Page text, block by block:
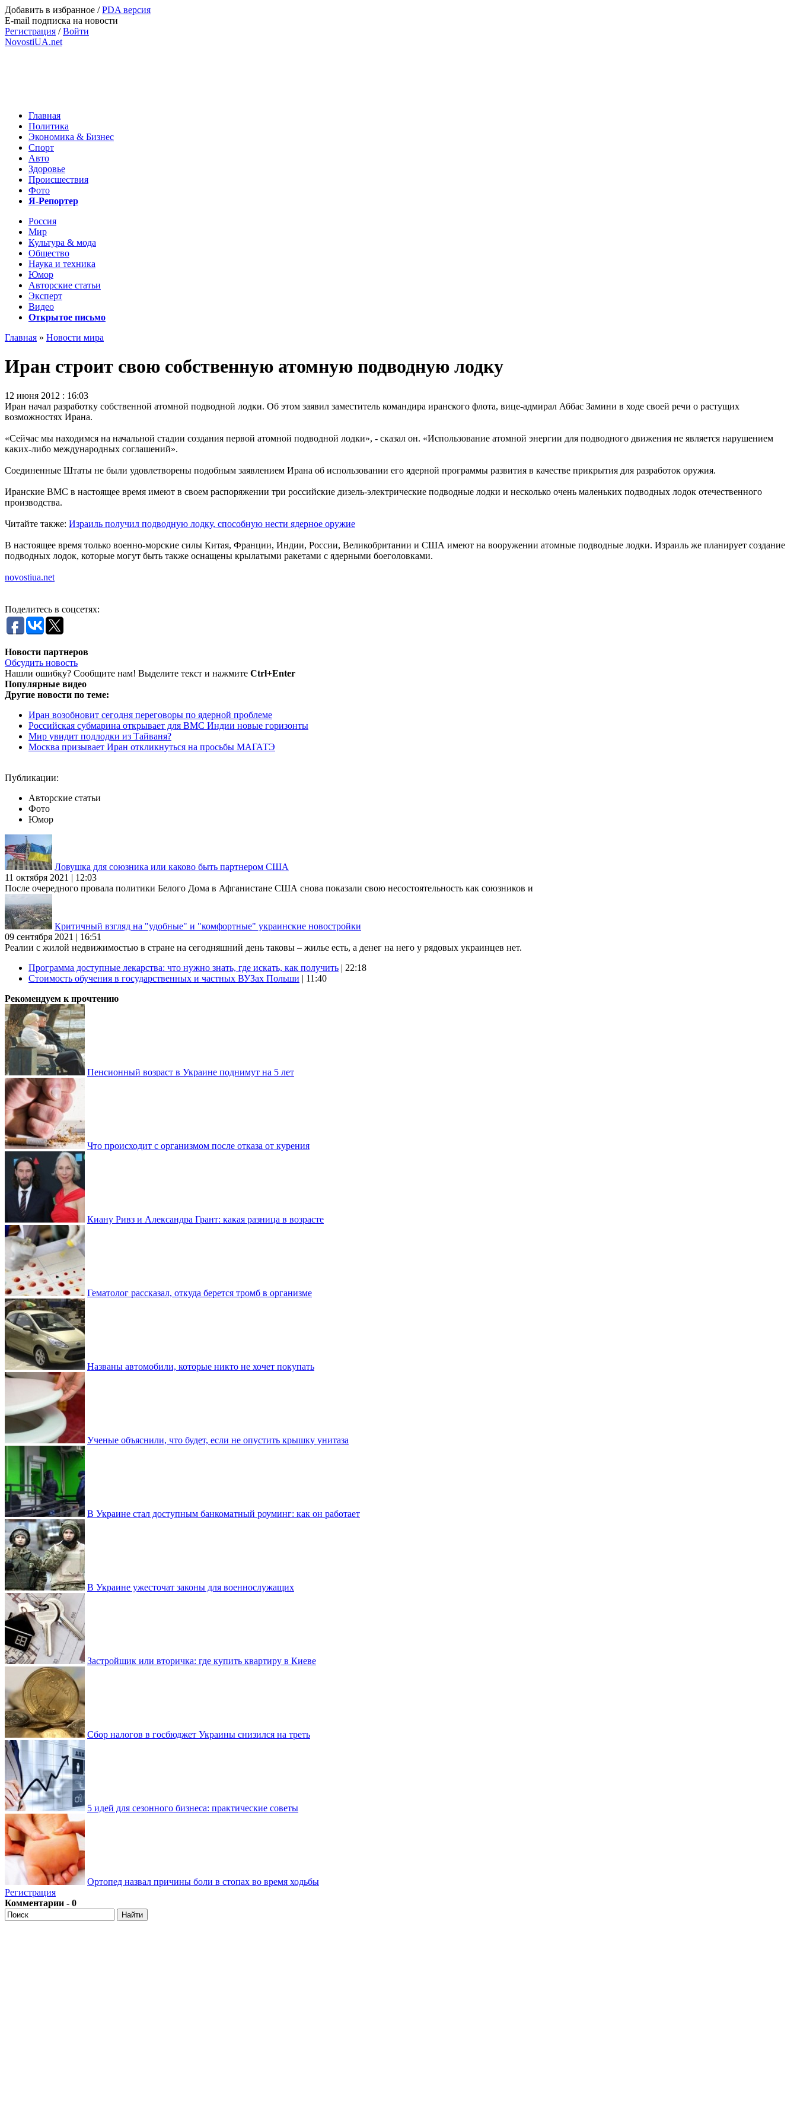
Добавить в избранное /PDA версия
E-mail подписка на новости
Регистрация /Войти
NovostiUA.net
Главная
Политика
Экономика & Бизнес
Спорт
Авто
Здоровье
Происшествия
Фото
Я-Репортер
Россия
Мир
Культура & мода
Общество
Наука и техника
Юмор
Авторские статьи
Эксперт
Видео
Открытое письмо
Главная » Новости мира
Иран строит свою собственную атомную подводную лодку
12 июня 2012 : 16:03
Иран начал разработку собственной атомной подводной лодки. Об этом заявил заместитель командира иранского флота, вице-адмирал Аббас Замини в ходе своей речи о растущих
возможностях Ирана.
«Сейчас мы находимся на начальной стадии создания первой атомной подводной лодки», - сказал он. «Использование атомной энергии для подводного движения не является нарушением
каких-либо международных соглашений».
Соединенные Штаты не были удовлетворены подобным заявлением Ирана об использовании его ядерной программы развития в качестве прикрытия для разработок оружия.
Иранские ВМС в настоящее время имеют в своем распоряжении три российские дизель-электрические подводные лодки и несколько очень маленьких подводных лодок отечественного
производства.
Читайте также: Израиль получил подводную лодку, способную нести ядерное оружие
В настоящее время только военно-морские силы Китая, Франции, Индии, России, Великобритании и США имеют на вооружении атомные подводные лодки. Израиль же планирует создание
подводных лодок, которые могут быть также оснащены крылатыми ракетами с ядерными боеголовками.
novostiua.net
Поделитесь в соцсетях:
Новости партнеров
Обсудить новость
Нашли ошибку? Сообщите нам! Выделите текст и нажмите Ctrl+Enter
Популярные видео
Другие новости по теме:
Иран возобновит сегодня переговоры по ядерной проблеме
Российская субмарина открывает для ВМС Индии новые горизонты
Мир увидит подлодки из Тайваня?
Москва призывает Иран откликнуться на просьбы МАГАТЭ
Публикации:
Авторские статьи
Фото
Юмор
Ловушка для союзника или каково быть партнером США
11 октября 2021 | 12:03
После очередного провала политики Белого Дома в Афганистане США снова показали свою несостоятельность как союзников и
Критичный взгляд на "удобные" и "комфортные" украинские новостройки
09 сентября 2021 | 16:51
Реалии с жилой недвижимостью в стране на сегодняшний день таковы – жилье есть, а денег на него у рядовых украинцев нет.
Программа доступные лекарства: что нужно знать, где искать, как получить | 22:18
Стоимость обучения в государственных и частных ВУЗах Польши | 11:40
Рекомендуем к прочтению
Пенсионный возраст в Украине поднимут на 5 лет
Что происходит с организмом после отказа от курения
Киану Ривз и Александра Грант: какая разница в возрасте
Гематолог рассказал, откуда берется тромб в организме
Названы автомобили, которые никто не хочет покупать
Ученые объяснили, что будет, если не опустить крышку унитаза
В Украине стал доступным банкоматный роуминг: как он работает
В Украине ужесточат законы для военнослужащих
Застройщик или вторичка: где купить квартиру в Киеве
Сбор налогов в госбюджет Украины снизился на треть
5 идей для сезонного бизнеса: практические советы
Ортопед назвал причины боли в стопах во время ходьбы
Регистрация
Комментарии - 0